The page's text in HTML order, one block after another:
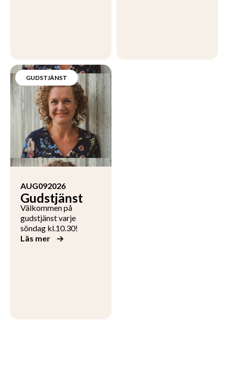
GUDSTJÄNST
AUG092026
Gudstjänst
Välkommen på
gudstjänst varje
söndag kl.10.30!
Läs mer